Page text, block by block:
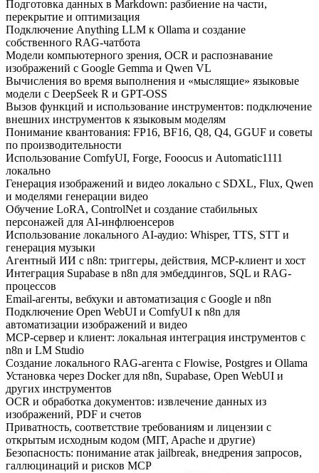
Подготовка данных в Markdown: разбиение на части,
перекрытие и оптимизация
Подключение Anything LLM к Ollama и создание
собственного RAG-чатбота
Модели компьютерного зрения, OCR и распознавание
изображений с Google Gemma и Qwen VL
Вычисления во время выполнения и «мыслящие» языковые
модели с DeepSeek R и GPT-OSS
Вызов функций и использование инструментов: подключение
внешних инструментов к языковым моделям
Понимание квантования: FP16, BF16, Q8, Q4, GGUF и советы
по производительности
Использование ComfyUI, Forge, Fooocus и Automatic1111
локально
Генерация изображений и видео локально с SDXL, Flux, Qwen
и моделями генерации видео
Обучение LoRA, ControlNet и создание стабильных
персонажей для AI-инфлюенсеров
Использование локального AI-аудио: Whisper, TTS, STT и
генерация музыки
Агентный ИИ с n8n: триггеры, действия, MCP-клиент и хост
Интеграция Supabase в n8n для эмбеддингов, SQL и RAG-
процессов
Email-агенты, вебхуки и автоматизация с Google и n8n
Подключение Open WebUI и ComfyUI к n8n для
автоматизации изображений и видео
MCP-сервер и клиент: локальная интеграция инструментов с
n8n и LM Studio
Создание локального RAG-агента с Flowise, Postgres и Ollama
Установка через Docker для n8n, Supabase, Open WebUI и
других инструментов
OCR и обработка документов: извлечение данных из
изображений, PDF и счетов
Приватность, соответствие требованиям и лицензии с
открытым исходным кодом (MIT, Apache и другие)
Безопасность: понимание атак jailbreak, внедрения запросов,
галлюцинаций и рисков MCP